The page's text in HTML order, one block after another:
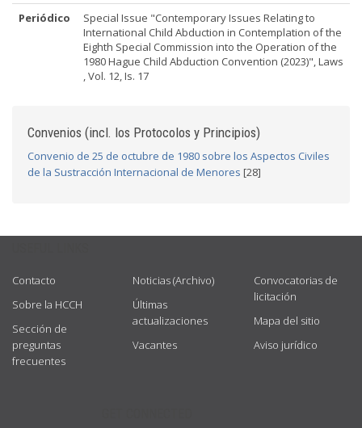
Periódico
Special Issue "Contemporary Issues Relating to
International Child Abduction in Contemplation of the
Eighth Special Commission into the Operation of the
1980 Hague Child Abduction Convention (2023)", Laws
, Vol. 12, Is. 17
Convenios (incl. los Protocolos y Principios)
Convenio de 25 de octubre de 1980 sobre los Aspectos Civiles
de la Sustracción Internacional de Menores [28]
Contacto
Sobre la HCCH
Sección de
preguntas
frecuentes
Noticias (Archivo)
Últimas
actualizaciones
Vacantes
Convocatorias de
licitación
Mapa del sitio
Aviso jurídico